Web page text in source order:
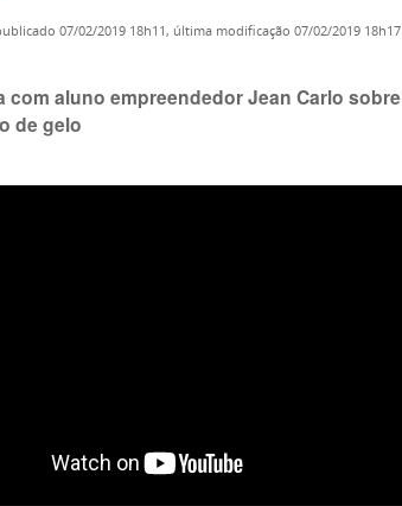
07/02/2019 18h11, última modificação 07/02/2019 18h17
com aluno empreendedor Jean Carlo sobre
de gelo